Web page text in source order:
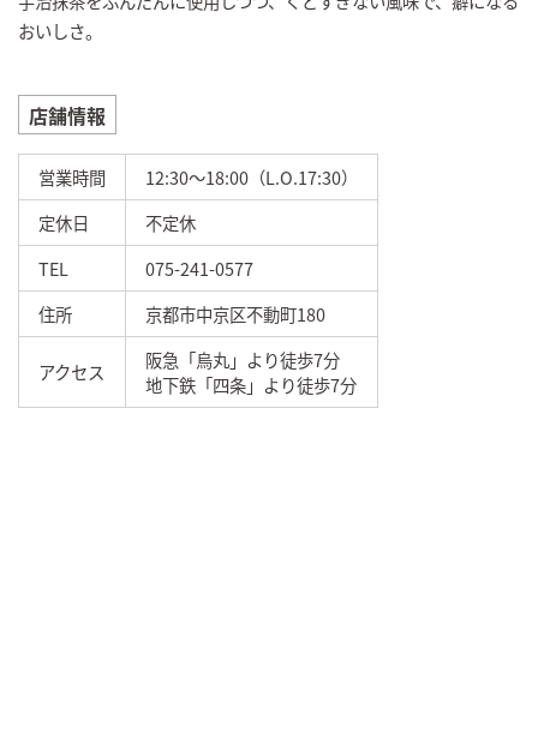
おいしさ。
店舗情報
営業時間
12:30～18:00（L.O.17:30）
定休日
不定休
TEL
075-241-0577
住所
京都市中京区不動町180
アクセス
阪急「烏丸」より徒歩7分
地下鉄「四条」より徒歩7分